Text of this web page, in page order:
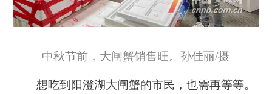
中秋节前，大闸蟹销售旺。孙佳丽/摄
想吃到阳澄湖大闸蟹的市民，也需再等等。